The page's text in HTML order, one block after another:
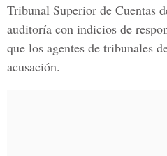
Tribunal Superior de Cuentas
auditoría con indicios de
que los agentes de tribunales
acusación.